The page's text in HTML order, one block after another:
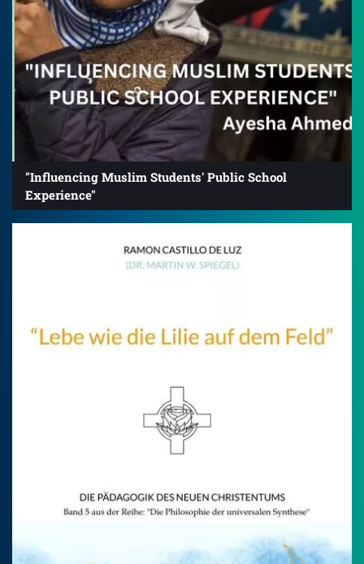
"Influencing Muslim Students' Public School
Experience"